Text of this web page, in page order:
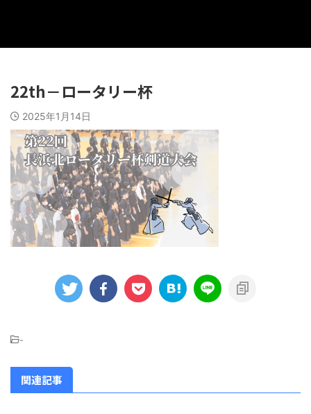
22th－ロータリー杯
2025年1月14日
-
関連記事